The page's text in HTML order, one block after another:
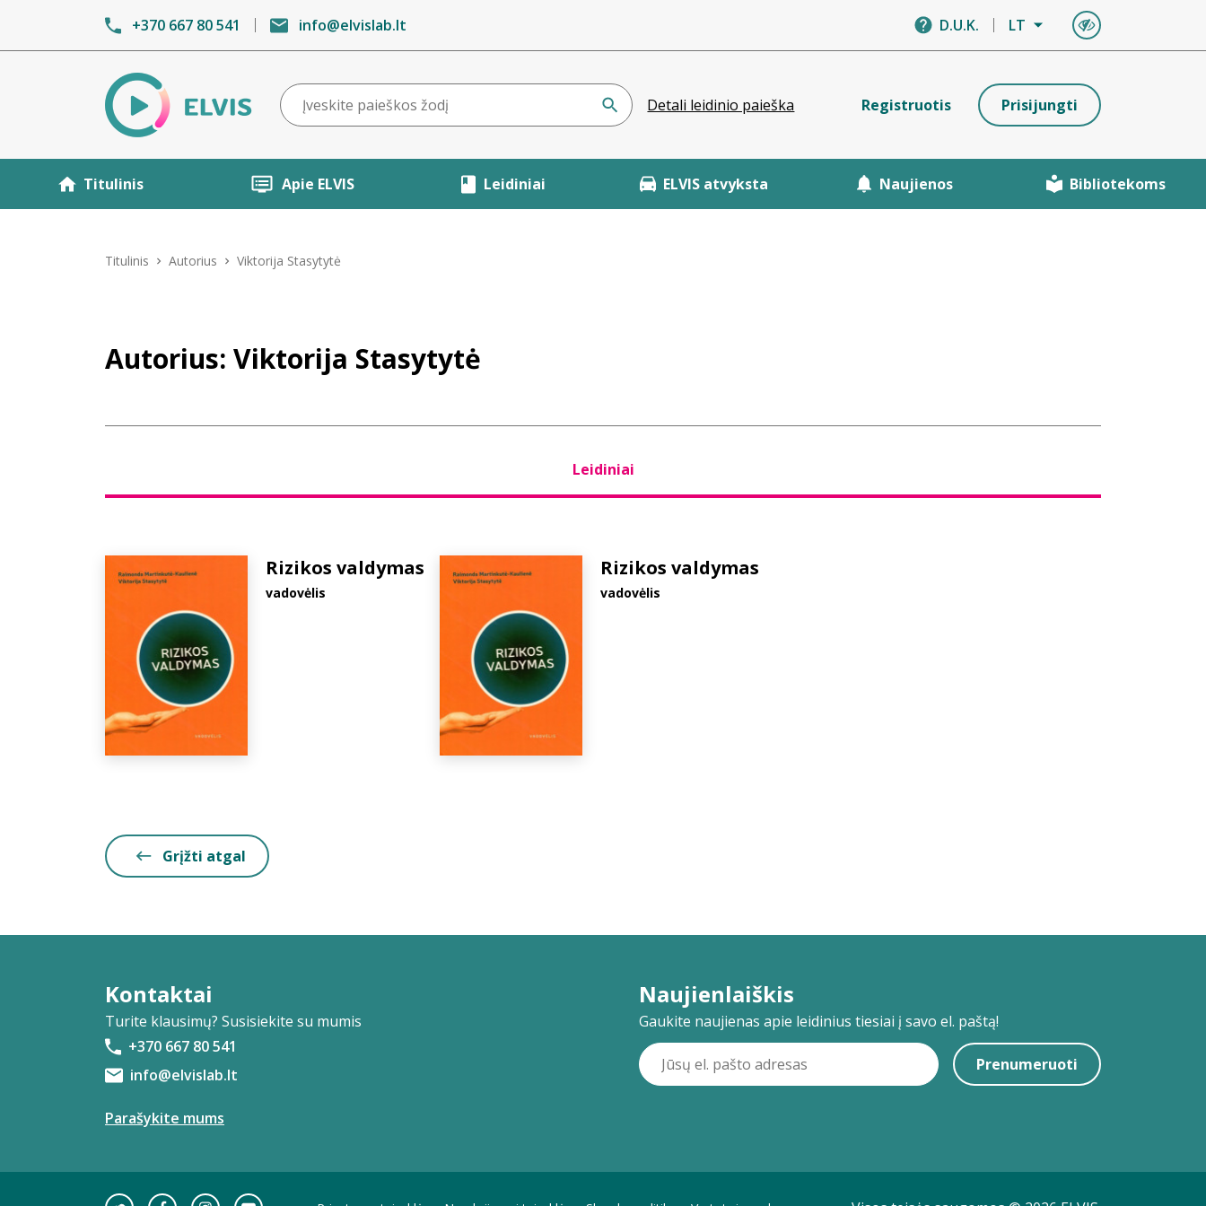
+370 667 80 541 info@elvislab.lt D.U.K. LT
Detali leidinio paieška Registruotis Prisijungti
Titulinis Apie ELVIS Leidiniai ELVIS atvyksta Naujienos Bibliotekoms
Titulinis Autorius Viktorija Stasytytė
Autorius: Viktorija Stasytytė
Leidiniai
Rizikos valdymas
vadovėlis
Rizikos valdymas
vadovėlis
Grįžti atgal
Kontaktai
Turite klausimų? Susisiekite su mumis
+370 667 80 541
info@elvislab.lt
Parašykite mums
Naujienlaiškis
Gaukite naujienas apie leidinius tiesiai į savo el. paštą!
Prenumeruoti